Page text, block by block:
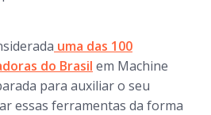
uma das 100
do Brasil​​​​​​​ em Machine
para auxiliar o seu
essas ferramentas da forma